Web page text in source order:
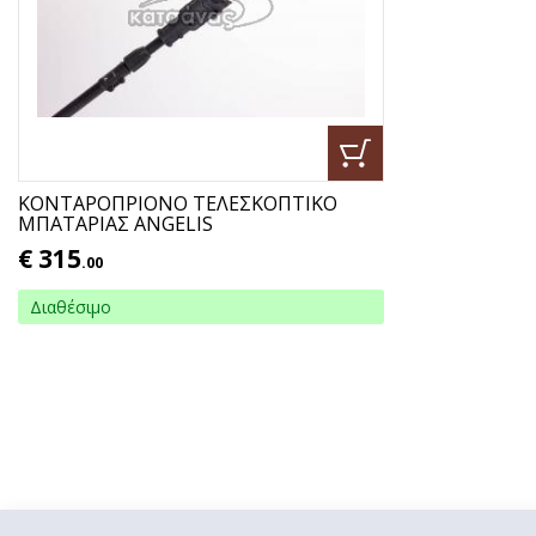
ΚΟΝΤΑΡΟΠΡΙΟΝΟ ΤΕΛΕΣΚΟΠΤΙΚΟ
ΜΠΑΤΑΡΙΑΣ ANGELIS
€ 315.00
Διαθέσιμο